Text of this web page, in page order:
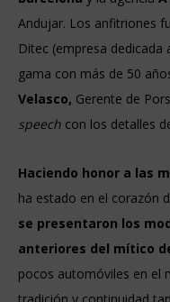
Andujar. Los anfitriones
Ditec (empresa
gama con más de 50
Velasco, Gerente de
speech con los detalles
Haciendo honor a las
ha estado en el corazón
se presentaron los
anteriores del mítico
pocos automóviles en el
tradición y continuidad